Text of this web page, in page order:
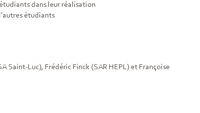
dans leur réalisation
étudiants
Saint-Luc), Frédéric Finck (SAR HEPL) et Françoise